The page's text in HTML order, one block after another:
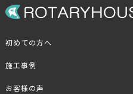
初めての方へ
施工事例
お客様の声